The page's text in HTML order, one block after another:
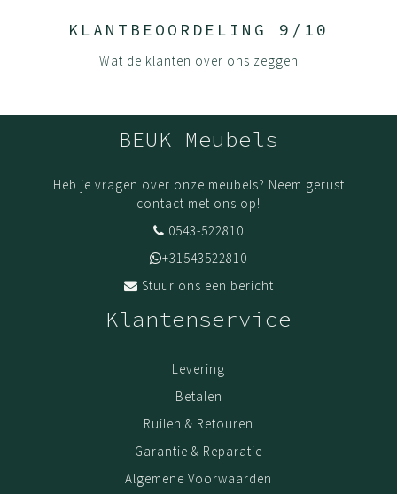
KLANTBEOORDELING 9/10
Wat de klanten over ons zeggen
BEUK Meubels
Heb je vragen over onze meubels? Neem gerust
contact met ons op!
0543-522810
+31543522810
Stuur ons een bericht
Klantenservice
Levering
Betalen
Ruilen & Retouren
Garantie & Reparatie
Algemene Voorwaarden